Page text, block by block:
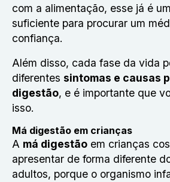
com a alimentação, esse já é
suficiente para procurar um
confiança.
Além disso, cada fase da vida
diferentes sintomas e causas
digestão, e é importante que
isso.
Má digestão em crianças
A má digestão em crianças
apresentar de forma diferente
adultos, porque o organismo